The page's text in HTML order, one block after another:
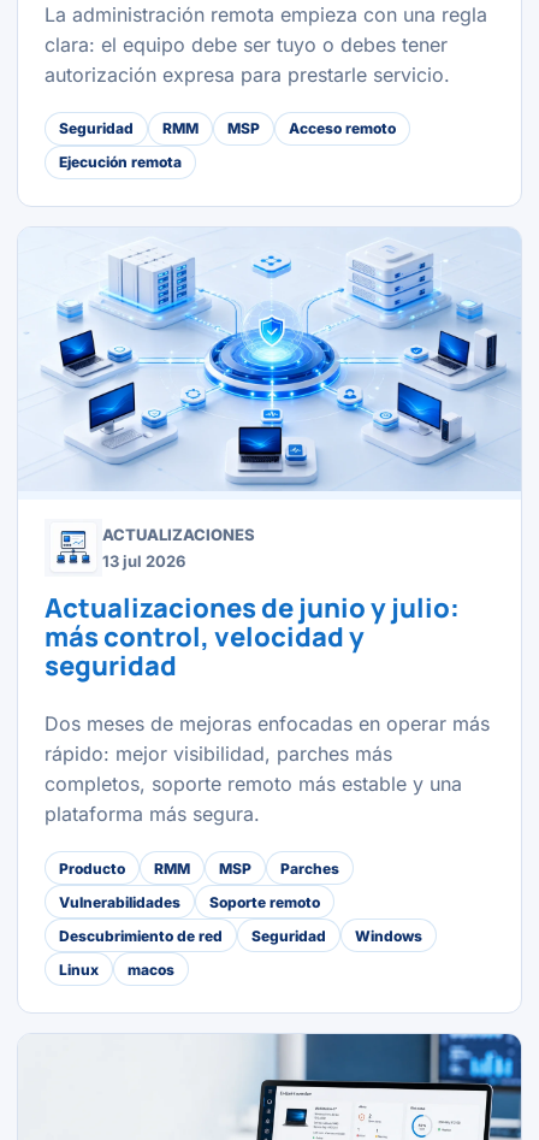
La administración remota empieza con una regla
clara: el equipo debe ser tuyo o debes tener
autorización expresa para prestarle servicio.
Seguridad RMM MSP
Acceso remoto
Ejecución remota
ACTUALIZACIONES
13 jul 2026
Actualizaciones de junio y julio:
más control, velocidad y
seguridad
Dos meses de mejoras enfocadas en operar más
rápido: mejor visibilidad, parches más
completos, soporte remoto más estable y una
plataforma más segura.
Producto RMM MSP
Parches
Vulnerabilidades
Soporte remoto
Descubrimiento de red
Seguridad
Windows
Linux
macos